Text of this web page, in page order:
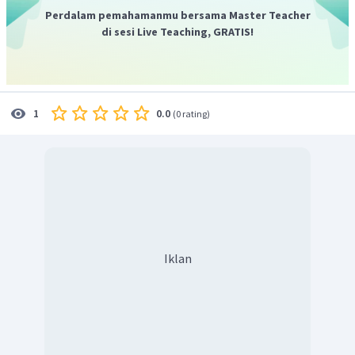
= 0.4 (20) = 8 N
dan gaya gesekan kinetis:
Fcos 37 > fs
40 > 8, maka benda akan bergerak
Perdalam pemahamanmu bersama Master Teacher
di sesi Live Teaching, GRATIS!
1 0.0 (0 rating)
Iklan